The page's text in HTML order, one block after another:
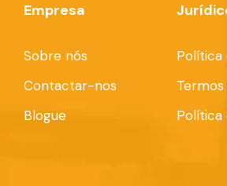
Empresa
Sobre nós
Contactar-nos
Blogue
Política
Política